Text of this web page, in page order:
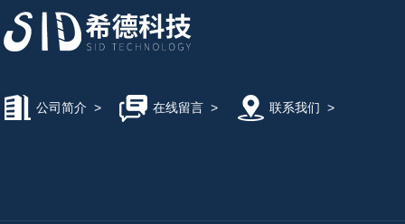
公司简介 > 在线留言> 联系我们 >